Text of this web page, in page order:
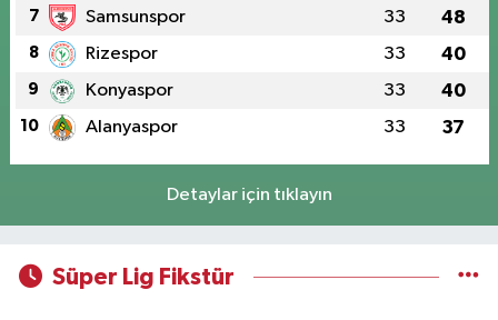
7 Samsunspor 33 48
8 Rizespor 33 40
9 Konyaspor 33 40
10 Alanyaspor 33 37
Detaylar için tıklayın
Süper Lig Fikstür